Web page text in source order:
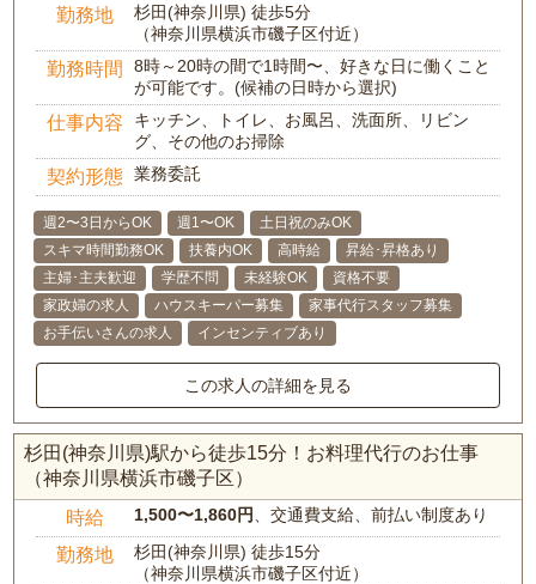
勤務地
杉田(神奈川県) 徒歩5分
（神奈川県横浜市磯子区付近）
勤務時間
8時～20時の間で1時間〜、好きな日に働くこと
が可能です。(候補の日時から選択)
仕事内容
キッチン、トイレ、お風呂、洗面所、リビン
グ、その他のお掃除
契約形態 業務委託
週2〜3日からOK 週1〜OK
土日祝のみOK
スキマ時間勤務OK
扶養内OK 高時給
昇給･昇格あり
主婦･主夫歓迎
学歴不問 未経験OK
資格不要
家政婦の求人
ハウスキーパー募集
家事代行スタッフ募集
お手伝いさんの求人
インセンティブあり
この求人の詳細を見る
杉田(神奈川県)駅から徒歩15分！お料理代行のお仕事
（神奈川県横浜市磯子区）
時給 1,500〜1,860円 、交通費支給、前払い制度あり
勤務地
杉田(神奈川県) 徒歩15分
（神奈川県横浜市磯子区付近）